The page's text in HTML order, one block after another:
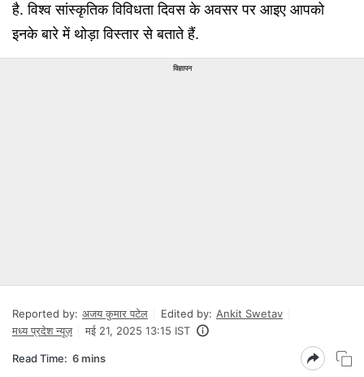
है. विश्व सांस्कृतिक विविधता दिवस के अवसर पर आइए आपको
इनके बारे में थोड़ा विस्तार से बताते हैं.
विज्ञापन
Reported by: अजय कुमार पटेल Edited by: Ankit Swetav
मध्य प्रदेश न्यूज़
मई 21, 2025 13:15 IST
Read Time: 6 mins